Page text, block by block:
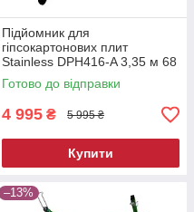
Підйомник для
гіпсокартонових плит
Stainless DPH416-A 3,35 м 68
кг підйомна система для
гіпсокартону домкрат для
гіпсокартону
Готово до відправки
4 995 ₴ 5 995 ₴
Купити
–13%